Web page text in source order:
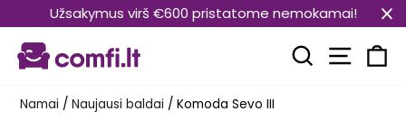
prie
turinio
Užsakymus virš €600 pristatome nemokamai!
Paieška
Namai / Naujausi baldai / Komoda Sevo III